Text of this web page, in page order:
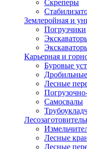
Скреперы
Землеройная и
Погрузчики
Карьерная и
Буровые
Лесные
Самосвалы
Лесные
Лесные